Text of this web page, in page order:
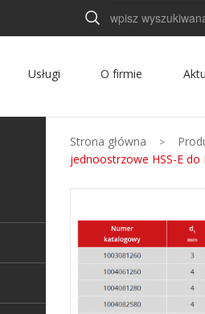
Szukaj
Usługi O firmie
Strona główna
jednoostrzowe HSS-E do